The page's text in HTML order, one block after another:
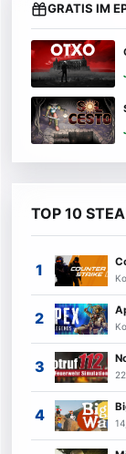
GRATIS IM
TOP 10